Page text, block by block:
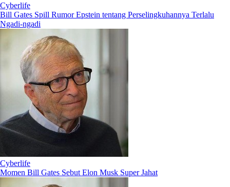
Cyberlife
Bill Gates Spill Rumor Epstein tentang Perselingkuhannya Terlalu
Ngadi-ngadi
Cyberlife
Momen Bill Gates Sebut Elon Musk Super Jahat